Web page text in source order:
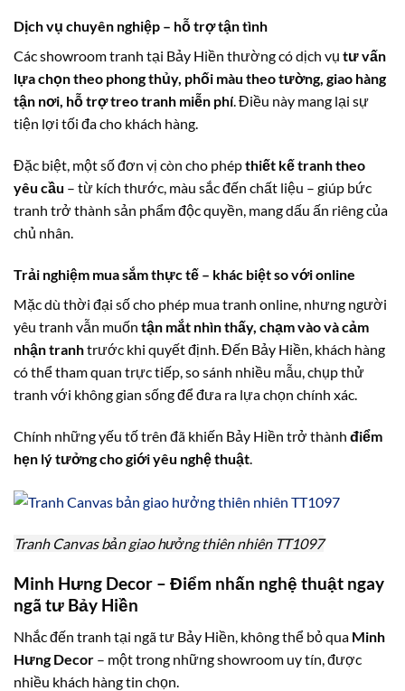
Dịch vụ chuyên nghiệp – hỗ trợ tận tình
Các showroom tranh tại Bảy Hiền thường có dịch vụ tư vấn
lựa chọn theo phong thủy, phối màu theo tường, giao hàng
tận nơi, hỗ trợ treo tranh miễn phí. Điều này mang lại sự
tiện lợi tối đa cho khách hàng.
Đặc biệt, một số đơn vị còn cho phépthiết kế tranh theo
yêu cầu – từ kích thước, màu sắc đến chất liệu – giúp bức
tranh trở thành sản phẩm độc quyền, mang dấu ấn riêng của
chủ nhân.
Trải nghiệm mua sắm thực tế – khác biệt so với online
Mặc dù thời đại số cho phép mua tranh online, nhưng người
yêu tranh vẫn muốn tận mắt nhìn thấy, chạm vào và cảm
nhận tranhtrước khi quyết định. Đến Bảy Hiền, khách hàng
có thể tham quan trực tiếp, so sánh nhiều mẫu, chụp thử
tranh với không gian sống để đưa ra lựa chọn chính xác.
Chính những yếu tố trên đã khiến Bảy Hiền trở thành điểm
hẹn lý tưởng cho giới yêu nghệ thuật
Tranh Canvas bản giao hưởng thiên nhiên TT1097
Minh Hưng Decor – Điểm nhấn nghệ thuật ngay
ngã tư Bảy Hiền
Nhắc đến tranh tại ngã tư Bảy Hiền, không thể bỏ qua Minh
Hưng Decor – một trong những showroom uy tín, được
nhiều khách hàng tin chọn.